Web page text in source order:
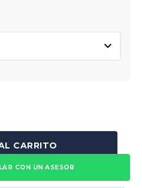
CARRITO
CON UN ASESOR